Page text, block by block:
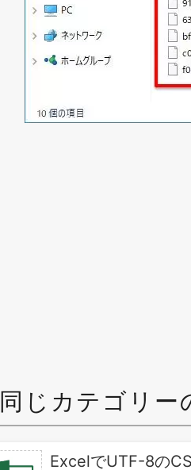
同じカテゴリー
ExcelでUTF-8の